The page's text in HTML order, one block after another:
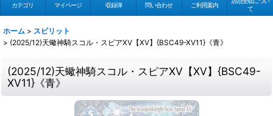
カテゴリ マイページ 収録弾 問い合わせ ご利用案内
て
ホーム > スピリット
> (2025/12)天蠍神騎スコル・スピアXV【XV】{BSC49-XV11}《青》
(2025/12)天蠍神騎スコル・スピアXV【XV】{BSC49-
XV11}《青》